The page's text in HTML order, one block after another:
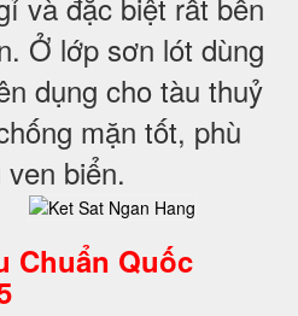
Ở lớp sơn lót dùng
dụng cho tàu thuỷ
mặn tốt, phù
biển.
Chuẩn Quốc